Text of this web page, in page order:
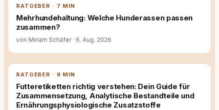
RATGEBER · 7 MIN
Mehrhundehaltung: Welche Hunderassen passen
zusammen?
von Miriam Schäfer · 6. Aug. 2026
RATGEBER · 9 MIN
Futteretiketten richtig verstehen: Dein Guide für
Zusammensetzung, Analytische Bestandteile und
Ernährungsphysiologische Zusatzstoffe